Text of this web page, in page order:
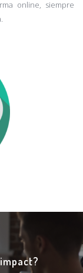
online, siempre